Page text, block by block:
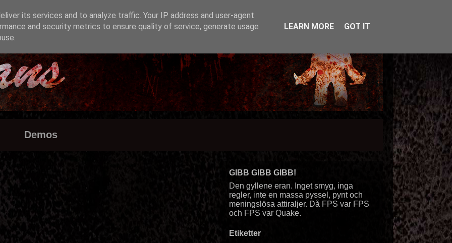
Demos
GIBB GIBB GIBB!
Den gyllene eran. Inget smyg, inga
regler, inte en massa pyssel, pynt och
meningslösa attiraljer. Då FPS var FPS
och FPS var Quake.
Etiketter
its services and to analyze traffic. Your IP address and user-agent
and security metrics to ensure quality of service, generate usage
LEARN MORE GOT IT